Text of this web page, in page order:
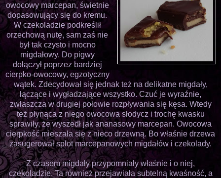
owocowy marcepan, świetnie
dopasowujący się do kremu.
W czekoladzie podkreślił
orzechową nutę, sam zaś nie
był tak czysto i mocno
migdałowy. Do pigwy
dołączył poprzez bardziej
cierpko-owocowy, egzotyczny
wątek. Zdecydował się jednak też na delikatne migdały,
łączące i wygładzające wszystko. Czuć je wyraźnie,
zwłaszcza w drugiej połowie rozpływania się kęsa. Wtedy
też płynąca z niego owocowa słodycz i trochę kwasku
sprawiły, że wyszedł jak ananasowy marcepan. Owocowa
cierpkość mieszała się z nieco drzewną. Bo właśnie drzewa
zasugerował splot marcepanowych migdałów i czekolady.
Z czasem migdały przypomniały właśnie i o niej,
czekoladzie. Ta również przejawiała subtelną kwaśność, a